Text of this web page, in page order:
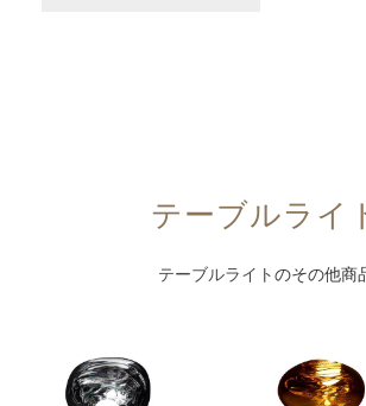
テーブルライ
テーブルライトのその他商